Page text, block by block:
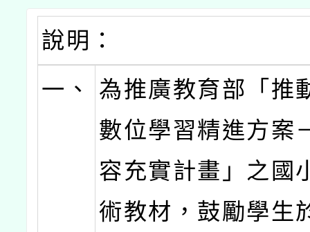
說明：
一、
為推廣教育部「推
數位學習精進方案
容充實計畫」之國
術教材，鼓勵學生